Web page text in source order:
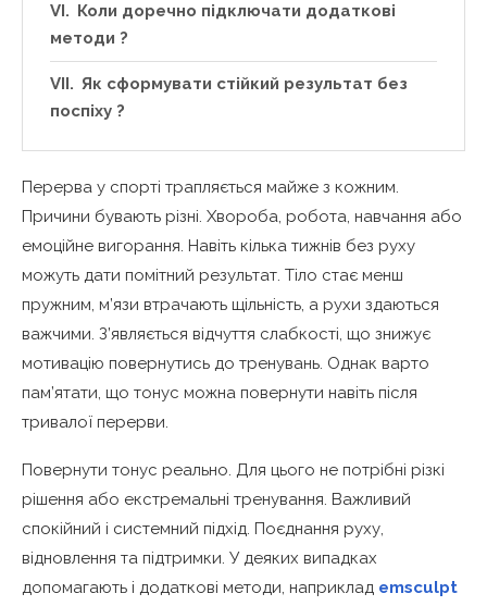
Коли доречно підключати додаткові
методи ?
Як сформувати стійкий результат без
поспіху ?
Перерва у спорті трапляється майже з кожним.
Причини бувають різні. Хвороба, робота, навчання або
емоційне вигорання. Навіть кілька тижнів без руху
можуть дати помітний результат. Тіло стає менш
пружним, м’язи втрачають щільність, а рухи здаються
важчими. З’являється відчуття слабкості, що знижує
мотивацію повернутись до тренувань. Однак варто
пам’ятати, що тонус можна повернути навіть після
тривалої перерви.
Повернути тонус реально. Для цього не потрібні різкі
рішення або екстремальні тренування. Важливий
спокійний і системний підхід. Поєднання руху,
відновлення та підтримки. У деяких випадках
допомагають і додаткові методи, наприклад emsculpt